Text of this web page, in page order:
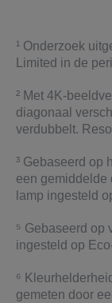
¹ Onderzoek
Limited in de
² Met 4K-
diagonaal
verdubbelt.
³ Gebaseerd op
een gemiddelde
lamp ingesteld
⁵ Gebaseerd op
ingesteld op
⁶
gemeten door